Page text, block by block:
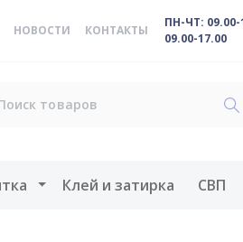
НОВОСТИ КОНТАКТЫ
ПН-ЧТ: 09.00-
09.00-17.00
Открыть меню
Клей и затирка СВП